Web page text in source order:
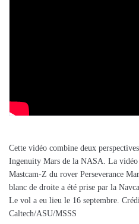
Cette vidéo combine deux
Ingenuity Mars de la NASA. La vidéo
Mastcam-Z du rover Perseverance
blanc de droite a été prise par la
Le vol a eu lieu le 16 septembre.
Caltech/ASU/MSSS